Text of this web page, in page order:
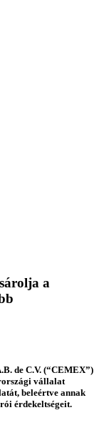
a
de C.V. (“CEMEX”)
vállalat
beleértve annak
érdekeltségeit.